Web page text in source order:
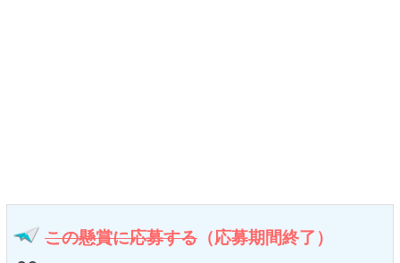
この懸賞に応募する （応募期間終了）